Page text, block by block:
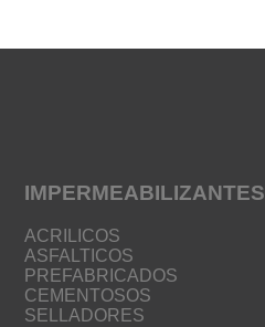
IMPERMEABILIZANTES
ACRILICOS
ASFALTICOS
PREFABRICADOS
CEMENTOSOS
SELLADORES